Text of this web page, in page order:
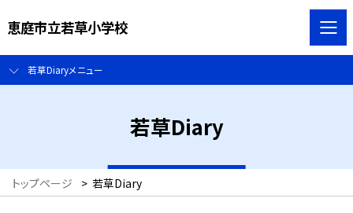
恵庭市立若草小学校
若草Diaryメニュー
若草Diary
トップページ > 若草Diary